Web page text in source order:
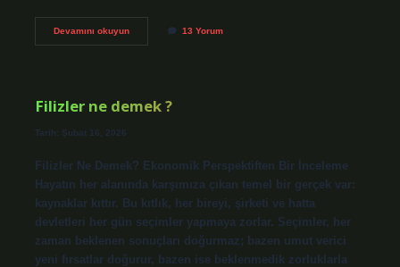
Devamını okuyunFotoelektrik
13 Yorum
Filizler ne demek ?
Tarih: Şubat 16, 2026
Filizler Ne Demek? Ekonomik Perspektiften Bir İnceleme
Hayatın her alanında karşımıza çıkan temel bir gerçek var:
kaynaklar kıttır. Bu kıtlık, her bireyi, şirketi ve hatta
devletleri her gün seçimler yapmaya zorlar. Seçimler, her
zaman beklenen sonuçları doğurmaz; bazen umut verici
yeni fırsatlar doğurur, bazen ise beklenmedik zorluklarla